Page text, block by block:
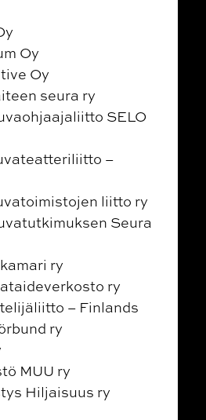
Oy
Oy
seura ry
SELO
–
liitto ry
Seura
ry
ry
– Finlands
ry
MUU ry
Hiljaisuus ry